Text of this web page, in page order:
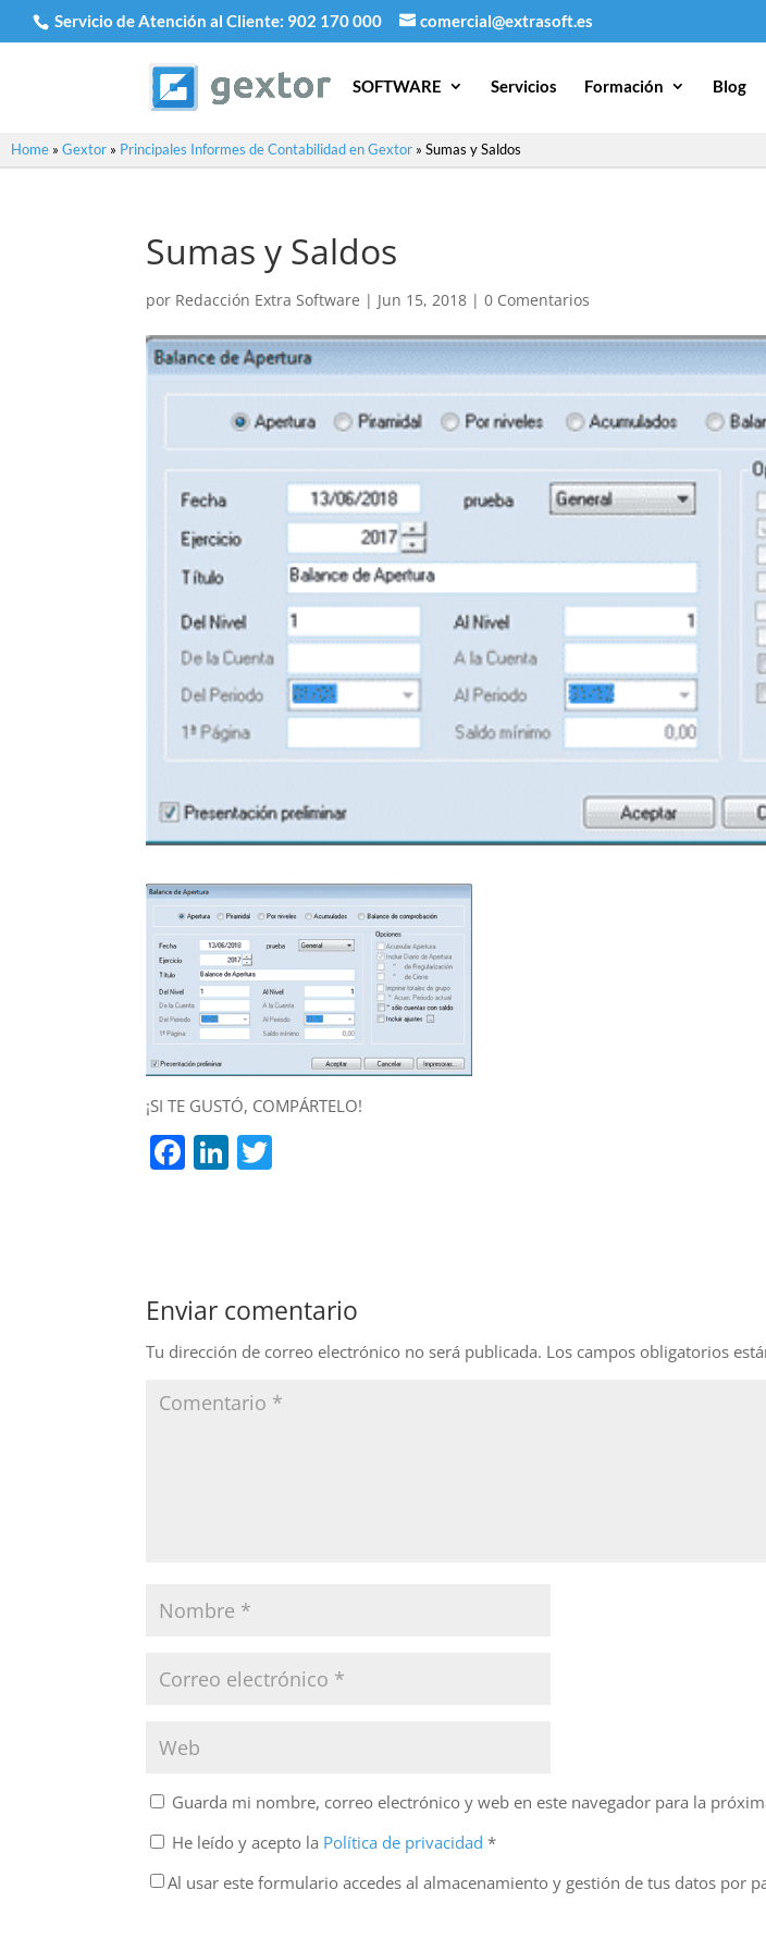
Servicio de Atención al Cliente: 902 170 000 comercial@extrasoft.es
SOFTWARE Servicios Formación Blog
Home » Gextor » Principales Informes de Contabilidad en Gextor » Sumas y Saldos
Sumas y Saldos
por Redacción Extra Software | Jun 15, 2018 |0 Comentarios
¡SI TE GUSTÓ, COMPÁRTELO!
F
b
o
o
k
Li
n
Enviar comentario
Tu dirección de correo electrónico no será publicada. Los campos obligatorios
Guarda mi nombre, correo electrónico y web en este navegador para la
He leído y acepto la Política de privacidad*
Al usar este formulario accedes al almacenamiento y gestión de tus datos por